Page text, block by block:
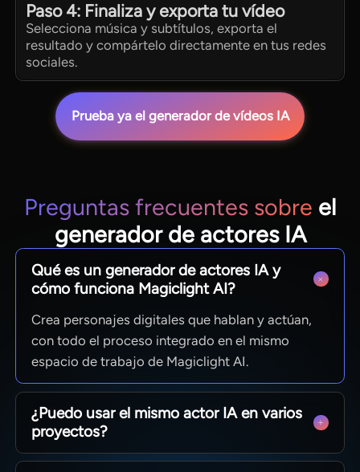
Paso 4: Finaliza y exporta tu vídeo
Selecciona música y subtítulos, exporta el
resultado y compártelo directamente en tus redes
sociales.
Prueba ya el generador de vídeos IA
Preguntas frecuentes sobre el
generador de actores IA
Qué es un generador de actores IA y
cómo funciona Magiclight AI?
Crea personajes digitales que hablan y actúan,
con todo el proceso integrado en el mismo
espacio de trabajo de Magiclight AI.
¿Puedo usar el mismo actor IA en varios
proyectos?
Sí, la biblioteca de personajes guarda cada